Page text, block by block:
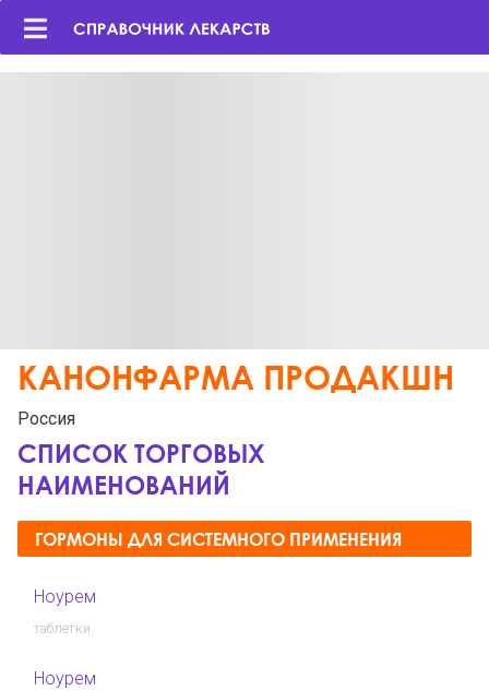
КАНОНФАРМА ПРОДАКШН
Россия
СПИСОК ТОРГОВЫХ
НАИМЕНОВАНИЙ
ГОРМОНЫ ДЛЯ СИСТЕМНОГО ПРИМЕНЕНИЯ
Ноурем
таблетки
Ноурем